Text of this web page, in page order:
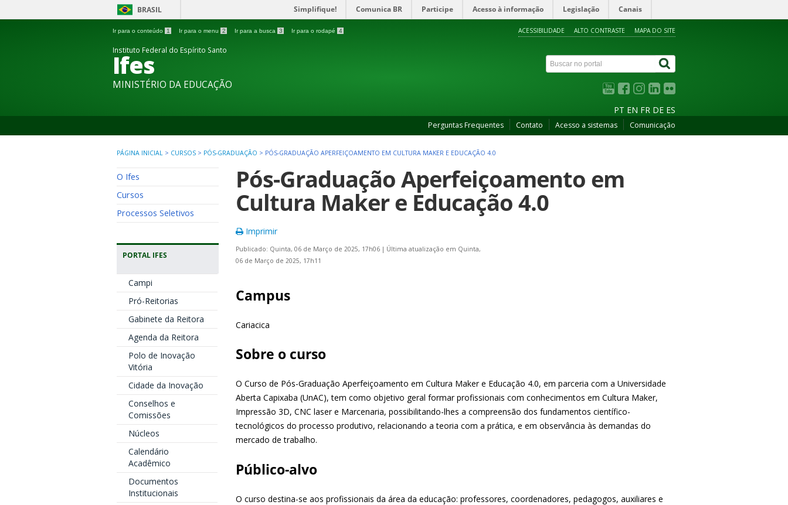
BRASIL Simplifique! Comunica BR Participe Acesso à informação Legislação Canais
Ir para o conteúdo 1 Ir para o menu 2 Ir para a busca 3 Ir para o rodapé 4 ACESSIBILIDADE ALTO CONTRASTE MAPA DO SITE
Instituto Federal do Espírito Santo
Ifes
MINISTÉRIO DA EDUCAÇÃO
PT EN FR DE ES
Perguntas Frequentes Contato Acesso a sistemas Comunicação
PÁGINA INICIAL > CURSOS > PÓS-GRADUAÇÃO > PÓS-GRADUAÇÃO APERFEIÇOAMENTO EM CULTURA MAKER E EDUCAÇÃO 4.0
O Ifes
Cursos
Processos Seletivos
PORTAL IFES
Campi
Pró-Reitorias
Gabinete da Reitora
Agenda da Reitora
Polo de Inovação
Vitória
Cidade da Inovação
Conselhos e
Comissões
Núcleos
Calendário
Acadêmico
Documentos
Institucionais
Pós-Graduação Aperfeiçoamento em
Cultura Maker e Educação 4.0
Imprimir
Publicado: Quinta, 06 de Março de 2025, 17h06 | Última atualização em Quinta,
06 de Março de 2025, 17h11
Campus
Cariacica
Sobre o curso
O Curso de Pós-Graduação Aperfeiçoamento em Cultura Maker e Educação 4.0, em parceria com a Universidade
Aberta Capixaba (UnAC), tem como objetivo geral formar profissionais com conhecimentos em Cultura Maker,
Impressão 3D, CNC laser e Marcenaria, possibilitando-lhes a compreensão dos fundamentos científico-
tecnológicos do processo produtivo, relacionando a teoria com a prática, e em observância às demandas do
mercado de trabalho.
Público-alvo
O curso destina-se aos profissionais da área da educação: professores, coordenadores, pedagogos, auxiliares e